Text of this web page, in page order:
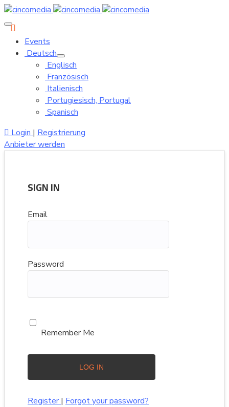
Events
Deutsch
Englisch
Französisch
Italienisch
Portugiesisch, Portugal
Spanisch
Login | Registrierung
Anbieter werden
SIGN IN
Email
Password
Remember Me
Register| Forgot your password?